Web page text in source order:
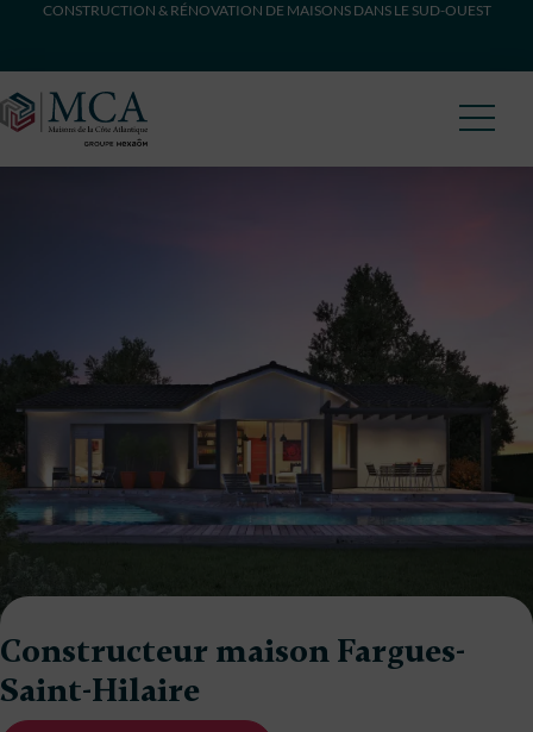
CONSTRUCTION & RÉNOVATION DE MAISONS DANS LE SUD-OUEST
Constructeur maison Fargues-
Saint-Hilaire